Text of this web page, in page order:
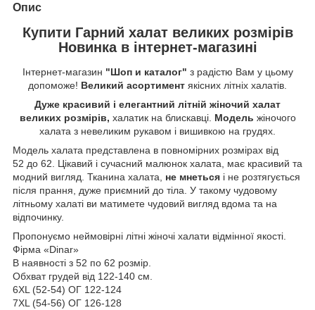
Опис
Купити Гарний халат великих розмірів
Новинка в інтернет-магазині
Інтернет-магазин "Шоп и каталог" з радістю Вам у цьому
допоможе! Великий асортимент якісних літніх халатів.
Дуже красивий і елегантний літній жіночий халат
великих розмірів, халатик на блискавці. Модель жіночого
халата з невеликим рукавом і вишивкою на грудях.
Модель халата представлена в повномірних розмірах від
52 до 62. Цікавий і сучасний малюнок халата, має красивий та
модний вигляд. Тканина халата, не мнеться і не розтягується
після прання, дуже приємний до тіла. У такому чудовому
літньому халаті ви матимете чудовий вигляд вдома та на
відпочинку.
Пропонуємо неймовірні літні жіночі халати відмінної якості.
Фірма «Dinar»
В наявності з 52 по 62 розмір.
Обхват грудей від 122-140 см.
6ХL (52-54) ОГ 122-124
7ХL (54-56) ОГ 126-128